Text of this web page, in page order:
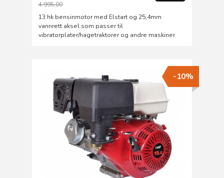
4 995,00
Rabatt
13 hk bensinmotor med Elstart og 25,4mm
vannrett aksel som passer til
vibratorplater/hagetraktorer og andre maskiner.
-10%